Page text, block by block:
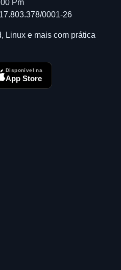
Pm
0001-26
Linux e mais com prática
Disponível na
App Store